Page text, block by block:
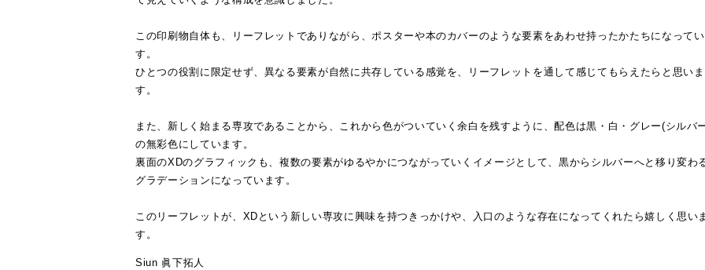
この印刷物自体も、リーフレットでありながら、ポスターや本のカバーのような要素をあわせ持ったかたちになってい
す。
ひとつの役割に限定せず、異なる要素が自然に共存している感覚を、リーフレットを通して感じてもらえたらと思いま
す。
また、新しく始まる専攻であることから、これから色がついていく余白を残すように、配色は黒・白・グレー(シルバ
の無彩色にしています。
裏面のXDのグラフィックも、複数の要素がゆるやかにつながっていくイメージとして、黒からシルバーへと移り変わ
グラデーションになっています。
このリーフレットが、XDという新しい専攻に興味を持つきっかけや、入口のような存在になってくれたら嬉しく思いま
す。
Siun 眞下拓人